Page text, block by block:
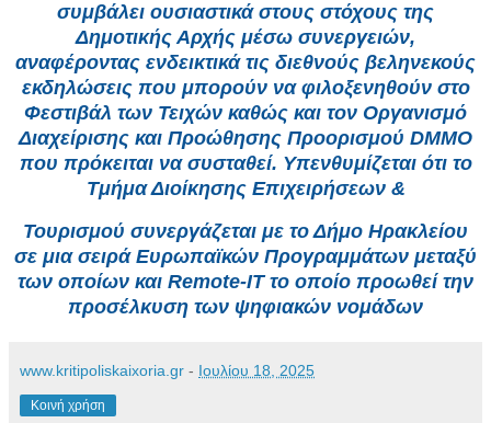
συμβάλει ουσιαστικά στους στόχους της
Δημοτικής Αρχής μέσω συνεργειών,
αναφέροντας ενδεικτικά τις διεθνούς βεληνεκούς
εκδηλώσεις που μπορούν να φιλοξενηθούν στο
Φεστιβάλ των Τειχών καθώς και τον Οργανισμό
Διαχείρισης και Προώθησης Προορισμού DMMO
που πρόκειται να συσταθεί. Υπενθυμίζεται ότι το
Τμήμα Διοίκησης Επιχειρήσεων &
Τουρισμού συνεργάζεται με το Δήμο Ηρακλείου
σε μια σειρά Ευρωπαϊκών Προγραμμάτων μεταξύ
των οποίων και Remote-IT το οποίο προωθεί την
προσέλκυση των ψηφιακών νομάδων
www.kritipoliskaixoria.gr - Ιουλίου 18, 2025
Κοινή χρήση